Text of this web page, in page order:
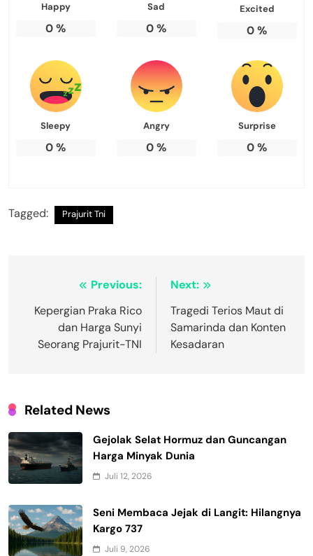
Happy
0%
Sad
0%
Excited
0%
Sleepy
0%
Angry
0%
Surprise
0%
Tagged: Prajurit Tni
Navigasi
pos
Previous:
Kepergian Praka Rico
dan Harga Sunyi
Seorang Prajurit-TNI
Next:
Tragedi Terios Maut di
Samarinda dan Konten
Kesadaran
Related News
Gejolak Selat Hormuz dan Guncangan
Harga Minyak Dunia
Juli 12, 2026
Seni Membaca Jejak di Langit: Hilangnya
Kargo 737
Juli 9, 2026